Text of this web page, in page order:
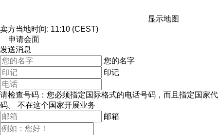
显示地图
卖方当地时间: 11:10 (CEST)
申请会面
发送消息
您的名字
印记
请检查号码：您必须指定国际格式的电话号码，而且指定国家代
码。
不在这个国家开展业务
邮箱